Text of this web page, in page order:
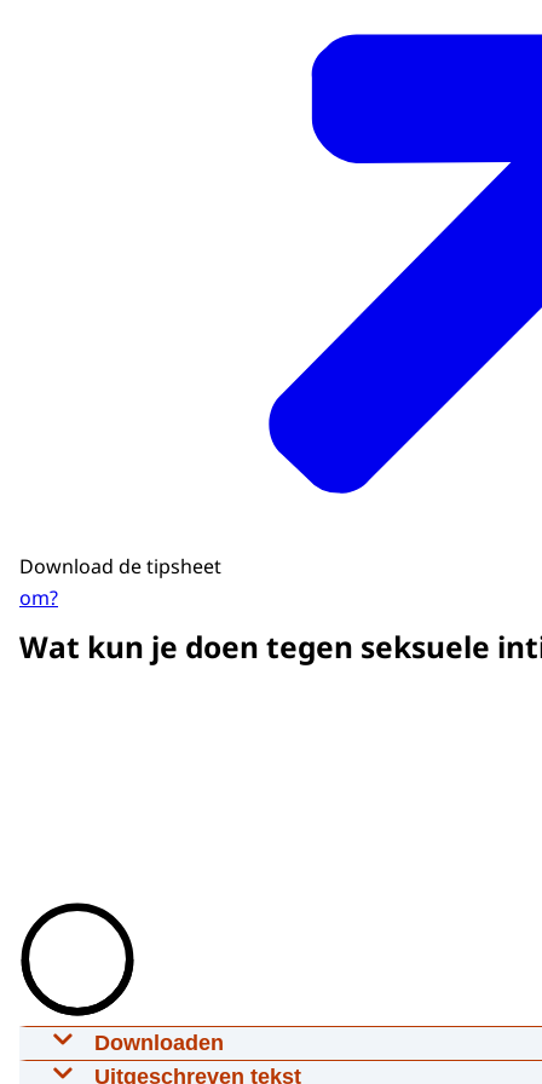
Download de tipsheet
om?
Wat kun je doen tegen seksuele
Downloaden
Seksuele intimidatie
Uitgeschreven tekst